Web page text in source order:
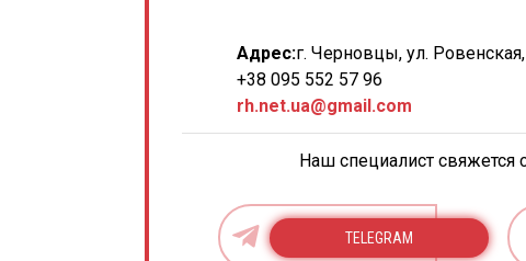
Адрес:г. Черновцы, ул.
+38 095 552 57 96
rh.net.ua@gmail.com
Наш специалист свяжется
TELEGRAM